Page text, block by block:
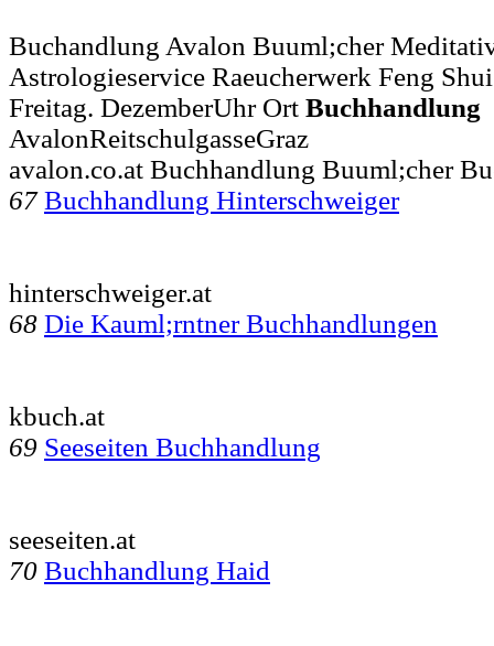
Buchandlung Avalon Buuml;cher
Astrologieservice Raeucherwerk Feng
Freitag. DezemberUhr Ort Buchhandlung
AvalonReitschulgasseGraz
avalon.co.at Buchhandlung Buuml;cher
67 Buchhandlung Hinterschweiger
hinterschweiger.at
68 Die Kauml;rntner Buchhandlungen
kbuch.at
69 Seeseiten Buchhandlung
seeseiten.at
70 Buchhandlung Haid